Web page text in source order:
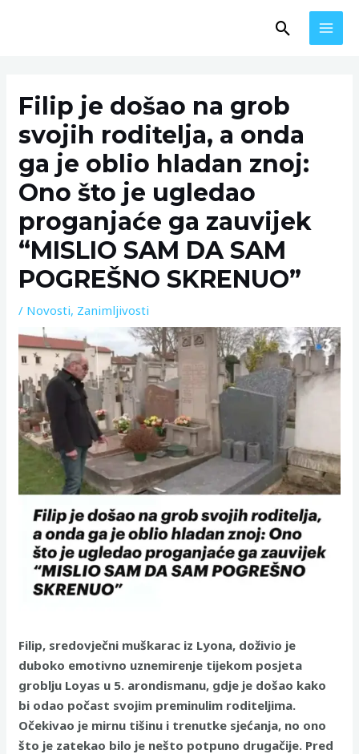
Search
Filip je došao na grob
svojih roditelja, a onda
ga je oblio hladan znoj:
Ono što je ugledao
proganjaće ga zauvijek
“MISLIO SAM DA SAM
POGREŠNO SKRENUO”
/ Novosti, Zanimljivosti
Filip, sredovječni muškarac iz Lyona, doživio je
duboko emotivno uznemirenje tijekom posjeta
groblju Loyas u 5. arondismanu, gdje je došao kako
bi odao počast svojim preminulim roditeljima.
Očekivao je mirnu tišinu i trenutke sjećanja, no ono
što je zatekao bilo je nešto potpuno drugačije. Pred